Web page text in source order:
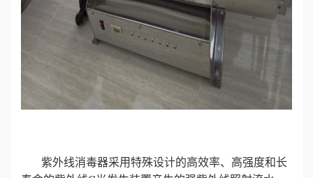
紫外线消毒器采用特殊设计的高效率、高强度和长